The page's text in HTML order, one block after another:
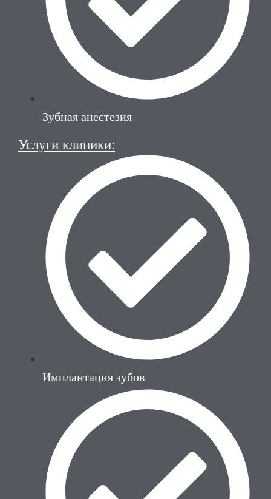
Зубная анестезия
Услуги клиники:
Имплантация зубов